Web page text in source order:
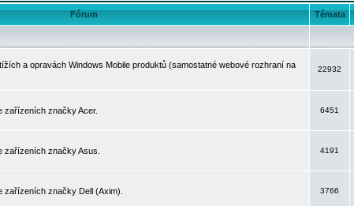
Fórum Témata
a opravách Windows Mobile produktů (samostatné webové rozhraní na
22932
zařízeních značky Acer.
6451
zařízeních značky Asus.
4191
zařízeních značky Dell (Axim).
3766